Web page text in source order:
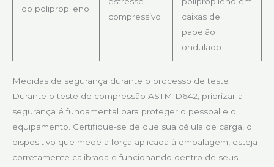
do polipropileno
compressivo
caixas de
papelão
ondulado
Medidas de segurança durante o processo de teste
Durante o teste de compressão ASTM D642, priorizar a
segurança é fundamental para proteger o pessoal e o
equipamento. Certifique-se de que sua célula de carga, o
dispositivo que mede a força aplicada à embalagem, esteja
corretamente calibrada e funcionando dentro de seus